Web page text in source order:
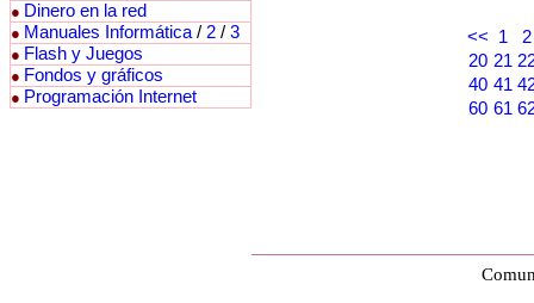
● Dinero en la red
● Manuales Informática / 2 / 3
● Flash y Juegos
● Fondos y gráficos
● Programación Internet
<< 1
2
20 21
40 41
60 61